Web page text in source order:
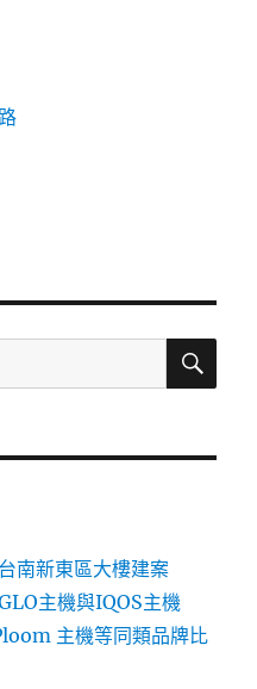
搜
南新東區大樓建案
主機與IQOS主機
主機等同類品牌比